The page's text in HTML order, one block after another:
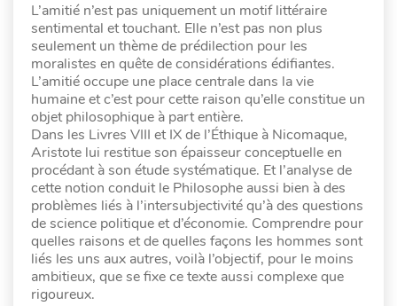
L’amitié n’est pas uniquement un motif littéraire
sentimental et touchant. Elle n’est pas non plus
seulement un thème de prédilection pour les
moralistes en quête de considérations édifiantes.
L’amitié occupe une place centrale dans la vie
humaine et c’est pour cette raison qu’elle constitue un
objet philosophique à part entière.
Dans les Livres VIII et IX de l’Éthique à Nicomaque,
Aristote lui restitue son épaisseur conceptuelle en
procédant à son étude systématique. Et l’analyse de
cette notion conduit le Philosophe aussi bien à des
problèmes liés à l’intersubjectivité qu’à des questions
de science politique et d’économie. Comprendre pour
quelles raisons et de quelles façons les hommes sont
liés les uns aux autres, voilà l’objectif, pour le moins
ambitieux, que se fixe ce texte aussi complexe que
rigoureux.